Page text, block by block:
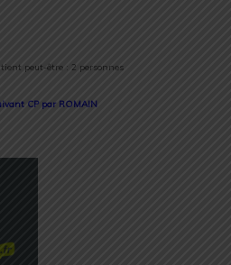
CP par ROMAIN